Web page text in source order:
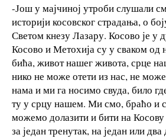
-Још у мајчиној утроби слушали
историји косовског страдања, о
Светом кнезу Лазару. Косово је у
Косово и Метохија су у сваком од
бића, живот нашег живота, срце
нико не може отети из нас, не
нама и ми га носимо свуда, било
ту у срцу нашем. Ми смо, браћо и
можемо долазити и бити на
за један тренутак, на један или